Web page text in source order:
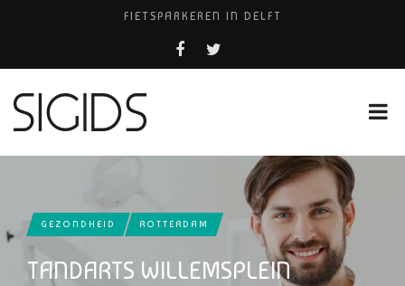
FIETSPARKEREN IN DELFT
PIZZERIA POMPEÏ ￼
BELEEF DE MAGIE VAN FILM BIJ KINEPOLIS
GEZONDHEID ROTTERDAM
TANDARTS WILLEMSPLEIN